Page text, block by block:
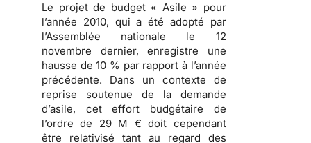
Le projet de budget « Asile » pour
l’année 2010, qui a été adopté par
l’Assemblée nationale le 12
novembre dernier, enregistre une
hausse de 10 % par rapport à l’année
précédente. Dans un contexte de
reprise soutenue de la demande
d’asile, cet effort budgétaire de
l’ordre de 29 M € doit cependant
être relativisé tant au regard des